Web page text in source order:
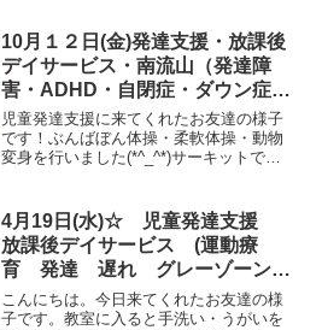
10月１２日(金)発達支援・放課後
デイサービス・南流山（発達障
害・ADHD・自閉症・ダウン症・
姿勢が悪い・体幹・粗大運動・発
語）
児童発達支援に来てくれたお友達の様子
です！ぶんばぼん体操・柔軟体操・動物
変身を行いました(*^_^*)サーキットで
も・コウモリカードおつかい・シーツタ
クシー・トランポリ...
4月19日(水)☆ 児童発達支援
放課後デイサービス (運動療
育 発達 遅れ グレーゾーン
気になる 柳沢運動プログラム
運動遊び 流山)
こんにちは。今日来てくれたお友達の様
子です。教室に入ると手洗い・うがいを